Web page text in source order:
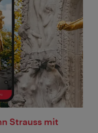
Strauss mit